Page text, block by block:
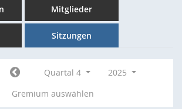
Mitglieder
Sitzungen
Quartal 4
2025
Gremium auswählen